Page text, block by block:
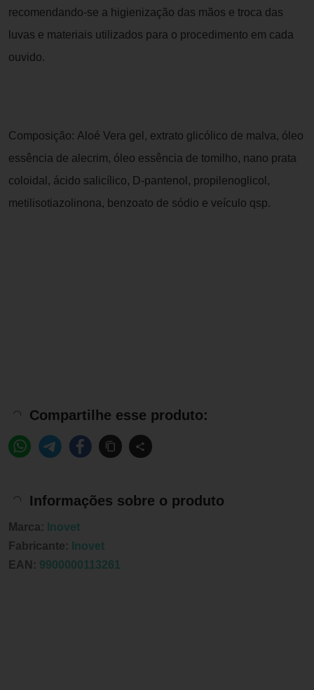
recomendando-se a higienização das mãos e troca das
luvas e materiais utilizados para o procedimento em cada
ouvido.
Composição: Aloé Vera gel, extrato glicólico de malva, óleo
essência de alecrim, óleo essência de tomilho, nano prata
coloidal, ácido salicílico, D-pantenol, propilenoglicol,
metilisotiazolinona, benzoato de sódio e veículo qsp.
Compartilhe esse produto:
Informações sobre o produto
Marca:
Inovet
Fabricante:
Inovet
EAN: 9900000113261